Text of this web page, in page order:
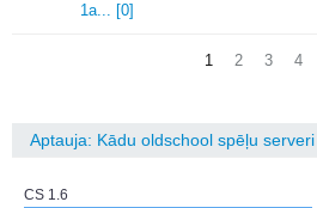
1a... [0]
1 2 3 4
Aptauja: Kādu oldschool spēļu
CS 1.6